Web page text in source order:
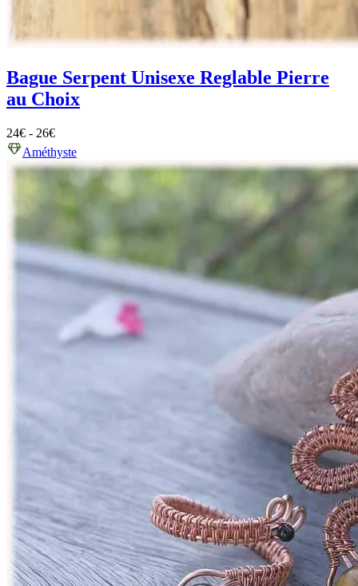
Bague Serpent Unisexe Reglable Pierre
au Choix
24€ - 26€
Améthyste